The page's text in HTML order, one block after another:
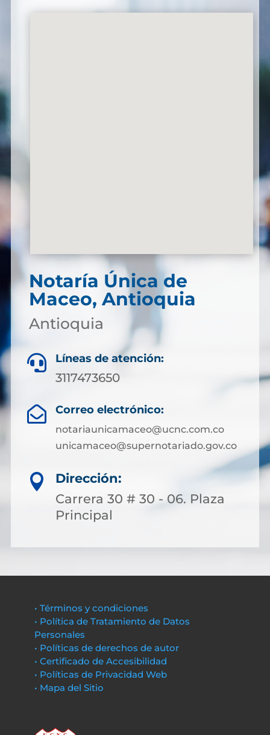
Notaría Única de
Maceo, Antioquia
Antioquia
 Líneas de atención:
3117473650
 Correo electrónico:
notariaunicamaceo@ucnc.com.co
unicamaceo@supernotariado.gov.co

Dirección:
Carrera 30 # 30 - 06. Plaza
Principal
• Términos y condiciones
• Política de Tratamiento de Datos
Personales
• Políticas de derechos de autor
• Certificado de Accesibilidad
• Políticas de Privacidad Web
• Mapa del Sitio